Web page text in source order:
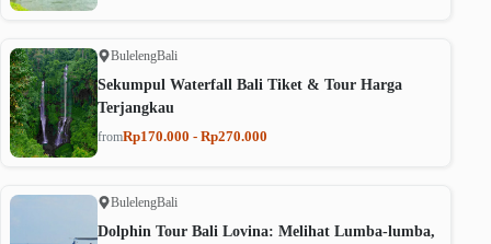
BulelengBali
Sekumpul Waterfall Bali Tiket & Tour Harga
Terjangkau
fromRp170.000 - Rp270.000
BulelengBali
Dolphin Tour Bali Lovina: Melihat Lumba-lumba,